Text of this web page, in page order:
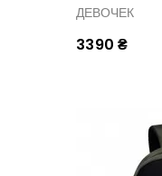
ДЕВОЧЕК
3390 ₴